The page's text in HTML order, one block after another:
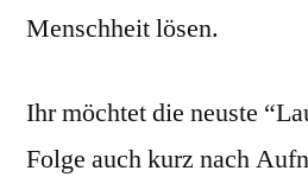
Menschheit lösen.
Ihr möchtet die neuste
Folge auch kurz nach